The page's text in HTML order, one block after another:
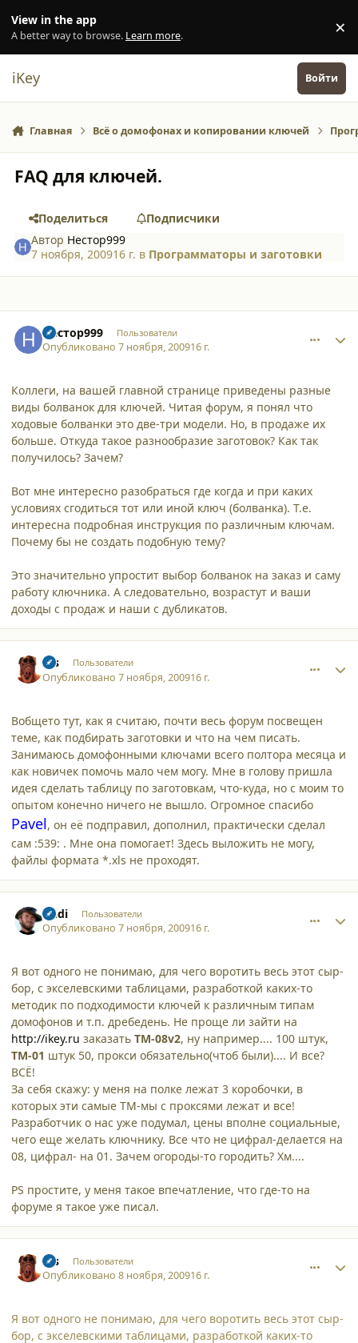
View in the app
A better way to browse. Learn more. ×
iKey Войти
Главная Всё о домофонах и копировании ключей
FAQ для ключей.
Поделиться
Подписчики
Автор Нестор999
7 ноября, 200916 г. в Программаторы и заготовки
Нестор999 Пользователи
Опубликовано7 ноября, 200916 г.
Коллеги, на вашей главной странице приведены разные
виды болванок для ключей. Читая форум, я понял что
ходовые болванки это две-три модели. Но, в продаже их
больше. Откуда такое разнообразие заготовок? Как так
получилось? Зачем?
Вот мне интересно разобраться где когда и при каких
условиях сгодиться тот или иной ключ (болванка). Т.е.
интересна подробная инструкция по различным ключам.
Почему бы не создать подобную тему?
Это значительно упростит выбор болванок на заказ и саму
работу ключника. А следовательно, возрастут и ваши
доходы с продаж и наши с дубликатов.
sss Пользователи
Опубликовано7 ноября, 200916 г.
Вобщето тут, как я считаю, почти весь форум посвещен
теме, как подбирать заготовки и что на чем писать.
Занимаюсь домофонными ключами всего полтора месяца и
как новичек помочь мало чем могу. Мне в голову пришла
идея сделать таблицу по заготовкам, что-куда, но с моим то
опытом конечно ничего не вышло. Огромное спасибо
Pavel, он её подправил, дополнил, практически сделал
сам :539: . Мне она помогает! Здесь выложить не могу,
файлы формата *.xls не проходят.
Andi Пользователи
Опубликовано7 ноября, 200916 г.
Я вот одного не понимаю, для чего воротить весь этот сыр-
бор, с экселевскими таблицами, разработкой каких-то
методик по подходимости ключей к различным типам
домофонов и т.п. дребедень. Не проще ли зайти на
http://ikey.ru заказать TM-08v2, ну например.... 100 штук,
ТМ-01 штук 50, прокси обязательно(чтоб были).... И все?
ВСЁ!
За себя скажу: у меня на полке лежат 3 коробочки, в
которых эти самые ТМ-мы с проксями лежат и все!
Разработчик о нас уже подумал, цены вполне социальные,
чего еще желать ключнику. Все что не цифрал-делается на
08, цифрал- на 01. Зачем огороды-то городить? Хм....
PS простите, у меня такое впечатление, что где-то на
форуме я такое уже писал.
sss Пользователи
Опубликовано8 ноября, 200916 г.
Я вот одного не понимаю, для чего воротить весь этот сыр-
бор, с экселевскими таблицами, разработкой каких-то